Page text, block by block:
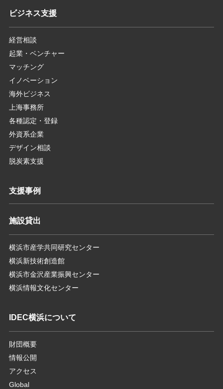
ビジネス支援
経営相談
起業・ベンチャー
マッチング
イノベーション
海外ビジネス
上海事務所
各種認定・登録
外資系企業
デザイン相談
脱炭素支援
支援事例
施設貸出
横浜市産学共同研究センター
横浜新技術創造館
横浜市金沢産業振興センター
横浜情報文化センター
IDEC横浜について
財団概要
情報公開
アクセス
Global